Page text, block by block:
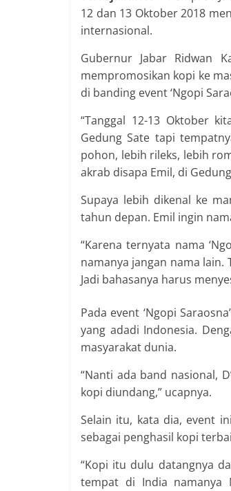
12 dan 13 Oktober 2018
internasional.
Gubernur Jabar Ridwan
mempromosikan kopi ke
di banding event ‘Ngopi
“Tanggal 12-13 Oktober
Gedung Sate tapi
pohon, lebih rileks, lebih
akrab disapa Emil, di
Supaya lebih dikenal ke
tahun depan. Emil ingin
“Karena ternyata nama
namanya jangan nama lain.
Jadi bahasanya harus
Pada event ‘Ngopi
yang adadi Indonesia.
masyarakat dunia.
“Nanti ada band nasional,
kopi diundang,” ucapnya.
Selain itu, kata dia, event
sebagai penghasil kopi
“Kopi itu dulu datangnya
tempat di India namanya